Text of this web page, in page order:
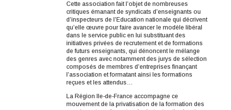
Cette association fait l’objet de nombreuses
critiques émanant de syndicats d’enseignants ou
d’inspecteurs de l’Education nationale qui décrivent
qu’elle œuvre pour faire avancer le modèle libéral
dans le service public en lui substituant des
initiatives privées de recrutement et de formations
de futurs enseignants, qui dénoncent le mélange
des genres avec notamment des jurys de sélection
composés de membres d’entreprises finançant
l’association et formatant ainsi les formations
reçues et les attendus…
La Région Ile-de-France accompagne ce
mouvement de la privatisation de la formation des